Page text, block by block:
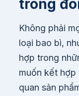
trong
Không phải
loại bao bì,
hợp trong
muốn kết hợp
quan sản